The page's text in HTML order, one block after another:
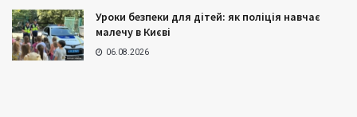
Уроки безпеки для дітей: як поліція навчає
малечу в Києві
06.08.2026